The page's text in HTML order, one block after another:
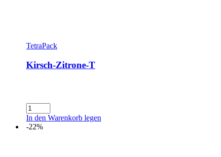
TetraPack
Kirsch-Zitrone-T
Kirsch-
Zitrone-
T
In den Warenkorb legen
-22%